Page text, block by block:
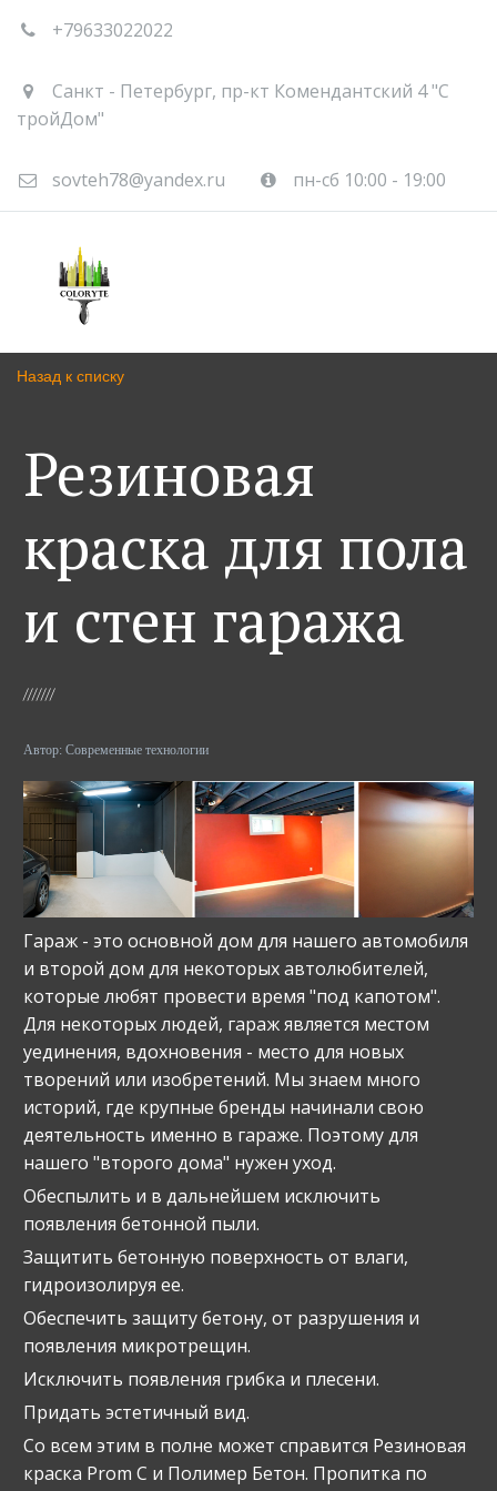
+79633022022
Санкт - Петербург, пр-кт Комендантский 4 "С
тройДом"
sovteh78@yandex.ru пн-сб 10:00 - 19:00
Назад к списку
Резиновая
краска для пола
и стен гаража
Автор: Современные технологии
Гараж - это основной дом для нашего автомобиля
и второй дом для некоторых автолюбителей,
которые любят провести время "под капотом".
Для некоторых людей, гараж является местом
уединения, вдохновения - место для новых
творений или изобретений. Мы знаем много
историй, где крупные бренды начинали свою
деятельность именно в гараже. Поэтому для
нашего "второго дома" нужен уход.
Обеспылить и в дальнейшем исключить
появления бетонной пыли.
Защитить бетонную поверхность от влаги,
гидроизолируя ее.
Обеспечить защиту бетону, от разрушения и
появления микротрещин.
Исключить появления грибка и плесени.
Придать эстетичный вид.
Со всем этим в полне может справится Резиновая
краска Prom C и Полимер Бетон. Пропитка по